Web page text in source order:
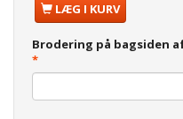
LÆG I KURV
Brodering på bagsiden